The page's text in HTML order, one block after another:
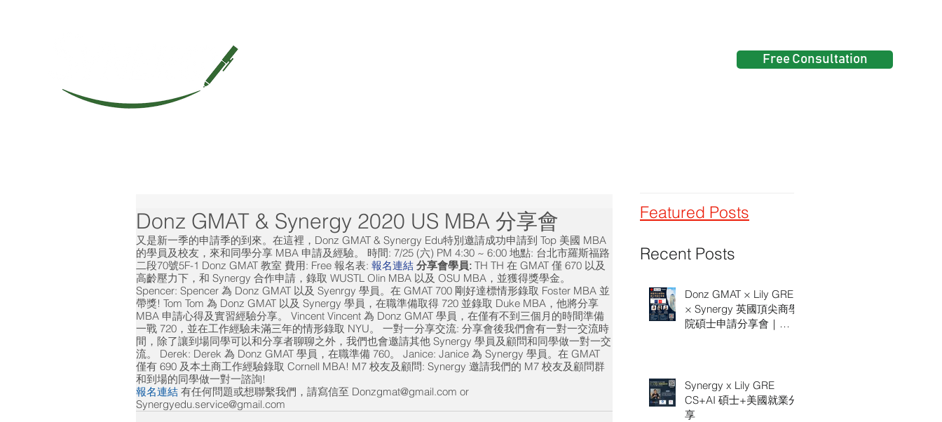
Free Consultation
Donz GMAT & Synergy 2020 US MBA 分享會
又是新一季的申請季的到來。在這裡，Donz GMAT & Synergy Edu特別邀請成功申請到 Top 美國 MBA
的學員及校友，來和同學分享 MBA 申請及經驗。
時間: 7/25 (六) PM 4:30 ~ 6:00 地點: 台北市羅斯福路
二段70號5F-1 Donz GMAT 教室 費用: Free 報名表: 報名連結 分享會學員: TH TH 在 GMAT 僅 670 以及
高齡壓力下，和 Synergy 合作申請，錄取 WUSTL Olin MBA 以及 OSU MBA，並獲得獎學金。
Spencer: Spencer 為 Donz GMAT 以及 Syenrgy 學員。在 GMAT 700 剛好達標情形錄取 Foster MBA 並
帶獎! Tom Tom 為 Donz GMAT 以及 Synergy 學員，在職準備取得 720 並錄取 Duke MBA，他將分享
MBA 申請心得及實習經驗分享。
Vincent Vincent 為 Donz GMAT 學員，在僅有不到三個月的時間準備
一戰 720，並在工作經驗未滿三年的情形錄取 NYU。
一對一分享交流: 分享會後我們會有一對一交流時
間，除了讓到場同學可以和分享者聊聊之外，我們也會邀請其他 Synergy 學員及顧問和同學做一對一交
流。
Derek: Derek 為 Donz GMAT 學員，在職準備 760。 Janice: Janice 為 Synergy 學員。在 GMAT
僅有 690 及本土商工作經驗錄取 Cornell MBA! M7 校友及顧問: Synergy 邀請我們的 M7 校友及顧問群
和到場的同學做一對一諮詢!
報名連結 有任何問題或想聯繫我們，請寫信至 Donzgmat@gmail.com or
Synergyedu.service@gmail.com
Featured Posts
Recent Posts
Donz GMAT × Lily GRE
× Synergy 英國頂尖商學
院碩士申請分享會｜
Synergy x Lily GRE
CS+AI 碩士+美國就業分
享